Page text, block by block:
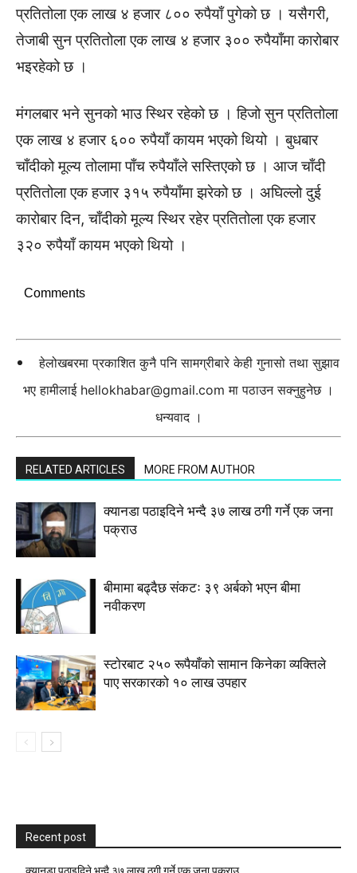
प्रतितोला एक लाख ४ हजार ८०० रुपैयाँ पुगेको छ । यसैगरी,
तेजाबी सुन प्रतितोला एक लाख ४ हजार ३०० रुपैयाँमा कारोबार
भइरहेको छ ।
मंगलबार भने सुनको भाउ स्थिर रहेको छ । हिजो सुन प्रतितोला
एक लाख ४ हजार ६०० रुपैयाँ कायम भएको थियो । बुधबार
चाँदीको मूल्य तोलामा पाँच रुपैयाँले सस्तिएको छ । आज चाँदी
प्रतितोला एक हजार ३१५ रुपैयाँमा झरेको छ । अघिल्लो दुई
कारोबार दिन, चाँदीको मूल्य स्थिर रहेर प्रतितोला एक हजार
३२० रुपैयाँ कायम भएको थियो ।
Comments
हेलोखबरमा प्रकाशित कुनै पनि सामग्रीबारे केही गुनासो तथा सुझाव
भए हामीलाई hellokhabar@gmail.com मा पठाउन सक्नुहुनेछ ।
धन्यवाद ।
RELATED ARTICLES MORE FROM AUTHOR
क्यानडा पठाइदिने भन्दै ३७ लाख ठगी गर्ने एक जना
पक्राउ
बीमामा बढ्दैछ संकटः ३९ अर्बको भएन बीमा
नवीकरण
स्टाेरबाट २५० रूपैयाँको सामान किनेका व्यक्तिले
पाए सरकारको १० लाख उपहार
Recent post
क्यानडा पठाइदिने भन्दै ३७ लाख ठगी गर्ने एक जना पक्राउ